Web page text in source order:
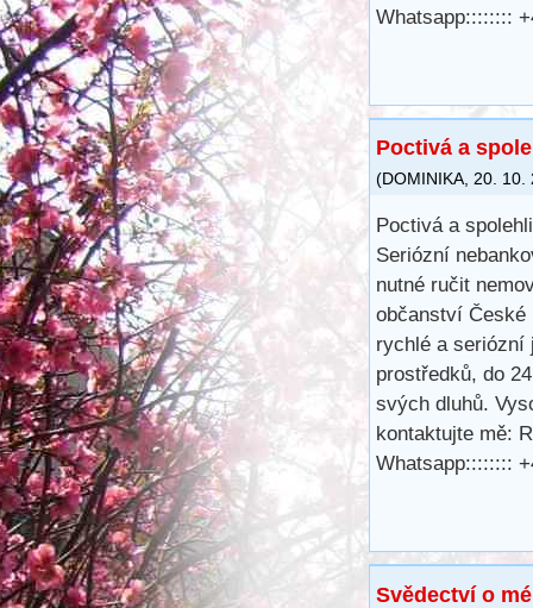
Whatsapp::::::::
Poctivá a
(DOMINIKA 20. 10.
Poctivá a
Seriózní
nutné ručit
občanství České
rychlé a seriózní
prostředků, do
svých dluhů.
kontaktujte mě:
Whatsapp::::::::
Svědectví o